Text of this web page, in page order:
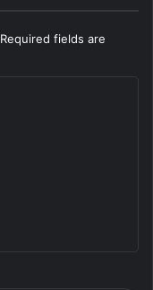
Required fields are